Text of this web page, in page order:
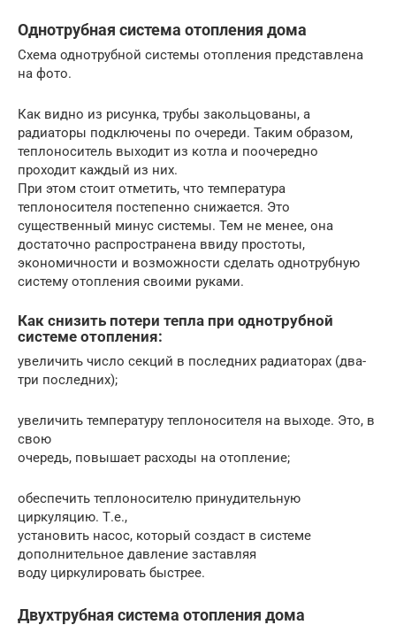
Однотрубная система отопления дома
Схема однотрубной системы отопления представлена
на фото.
Как видно из рисунка, трубы закольцованы, а
радиаторы подключены по очереди. Таким образом,
теплоноситель выходит из котла и поочередно
проходит каждый из них.
При этом стоит отметить, что температура
теплоносителя постепенно снижается. Это
существенный минус системы. Тем не менее, она
достаточно распространена ввиду простоты,
экономичности и возможности сделать однотрубную
систему отопления своими руками.
Как снизить потери тепла при однотрубной
системе отопления:
увеличить число секций в последних радиаторах (два-
три последних);
увеличить температуру теплоносителя на выходе. Это, в
свою
очередь, повышает расходы на отопление;
обеспечить теплоносителю принудительную
циркуляцию. Т.е.,
установить насос, который создаст в системе
дополнительное давление заставляя
воду циркулировать быстрее.
Двухтрубная система отопления дома